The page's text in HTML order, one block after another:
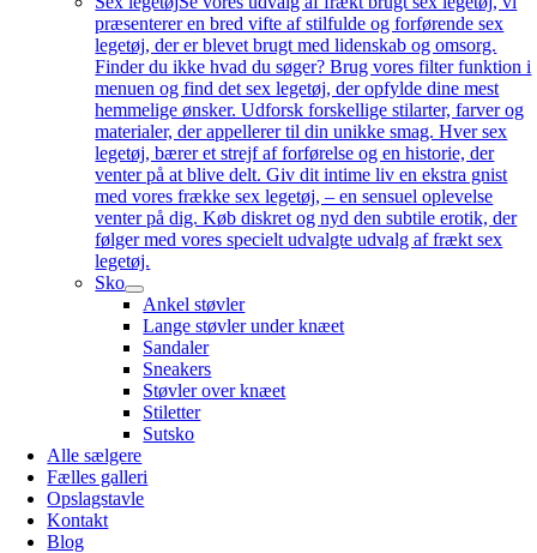
præsenterer en bred vifte af stilfulde og forførende sex
legetøj, der er blevet brugt med lidenskab og omsorg.
Finder du ikke hvad du søger? Brug vores filter funktion i
menuen og find det sex legetøj, der opfylde dine mest
hemmelige ønsker. Udforsk forskellige stilarter, farver og
materialer, der appellerer til din unikke smag. Hver sex
legetøj, bærer et strejf af forførelse og en historie, der
venter på at blive delt. Giv dit intime liv en ekstra gnist
med vores frække sex legetøj, – en sensuel oplevelse
venter på dig. Køb diskret og nyd den subtile erotik, der
følger med vores specielt udvalgte udvalg af frækt sex
legetøj.
Sko
Ankel støvler
Lange støvler under knæet
Sandaler
Sneakers
Støvler over knæet
Stiletter
Sutsko
Alle sælgere
Fælles galleri
Opslagstavle
Kontakt
Blog